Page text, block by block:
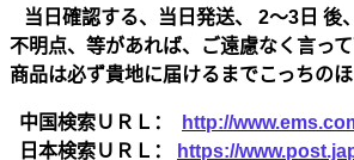
当日確認する、当日発送、 2～3日
不明点、等があれば、ご遠慮なく言
商品は必ず貴地に届けるまでこっちの
中国検索ＵＲＬ：
http://
日本検索ＵＲＬ：
https://